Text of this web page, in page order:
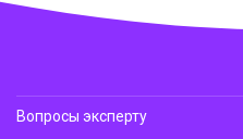
Вопросы эксперту